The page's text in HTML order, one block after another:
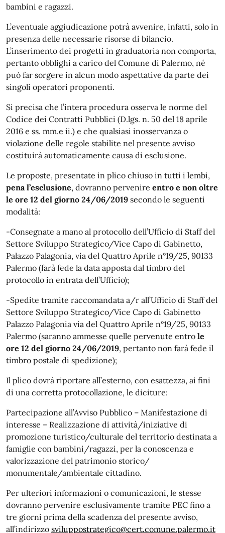
bambini e ragazzi.
L’eventuale aggiudicazione potrà avvenire, infatti, solo in
presenza delle necessarie risorse di bilancio.
L’inserimento dei progetti in graduatoria non comporta,
pertanto obblighi a carico del Comune di Palermo, né
può far sorgere in alcun modo aspettative da parte dei
singoli operatori proponenti.
Si precisa che l’intera procedura osserva le norme del
Codice dei Contratti Pubblici (D.lgs. n. 50 del 18 aprile
2016 e ss. mm.e ii.) e che qualsiasi inosservanza o
violazione delle regole stabilite nel presente avviso
costituirà automaticamente causa di esclusione.
Le proposte, presentate in plico chiuso in tutti i lembi,
pena l’esclusione, dovranno pervenire entro e non oltre
le ore 12 del giorno 24/06/2019 secondo le seguenti
modalità:
-Consegnate a mano al protocollo dell’Ufficio di Staff del
Settore Sviluppo Strategico/Vice Capo di Gabinetto,
Palazzo Palagonia, via del Quattro Aprile n°19/25, 90133
Palermo (farà fede la data apposta dal timbro del
protocollo in entrata dell’Ufficio);
-Spedite tramite raccomandata a/r all’Ufficio di Staff del
Settore Sviluppo Strategico/Vice Capo di Gabinetto
Palazzo Palagonia via del Quattro Aprile n°19/25, 90133
Palermo (saranno ammesse quelle pervenute entro le
ore 12 del giorno 24/06/2019, pertanto non farà fede il
timbro postale di spedizione);
Il plico dovrà riportare all’esterno, con esattezza, ai fini
di una corretta protocollazione, le diciture:
Partecipazione all’Avviso Pubblico – Manifestazione di
interesse – Realizzazione di attività/iniziative di
promozione turistico/culturale del territorio destinata a
famiglie con bambini/ragazzi, per la conoscenza e
valorizzazione del patrimonio storico/
monumentale/ambientale cittadino.
Per ulteriori informazioni o comunicazioni, le stesse
dovranno pervenire esclusivamente tramite PEC fino a
tre giorni prima della scadenza del presente avviso,
all’indirizzo sviluppostrategico@cert.comune.palermo.it